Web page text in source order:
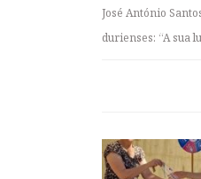
José António
durienses: “A sua